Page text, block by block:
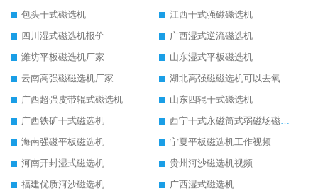
包头干式磁选机
江西干式强磁磁选机
四川湿式磁选机报价
广西湿式逆流磁选机
潍坊平板磁选机厂家
山东湿式平板磁选机
云南高强磁磁选机厂家
湖北高强磁磁选机可以去氧化铝
广西超强皮带辊式磁选机
山东四辊干式磁选机
广西铁矿干式磁选机
西宁干式永磁筒式弱磁场磁选机结构图
海南强磁平板磁选机
宁夏平板磁选机工作视频
河南开封湿式磁选机
贵州河沙磁选机视频
福建优质河沙磁选机
广西湿式磁选机